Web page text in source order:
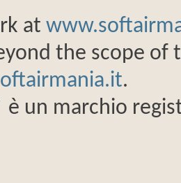
at
the scope of
.
è un marchio